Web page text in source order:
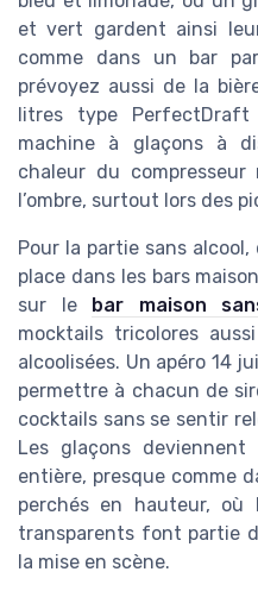
et vert gardent ainsi
comme dans un bar
prévoyez aussi de la
litres type
machine à glaçons à
chaleur du
l’ombre, surtout lors des
Pour la partie sans
place dans les bars
sur le
bar maison
mocktails tricolores
alcoolisées. Un apéro 14
permettre à chacun de
cocktails sans se sentir
Les glaçons
entière, presque comme
perchés en hauteur,
transparents font partie
la mise en scène.